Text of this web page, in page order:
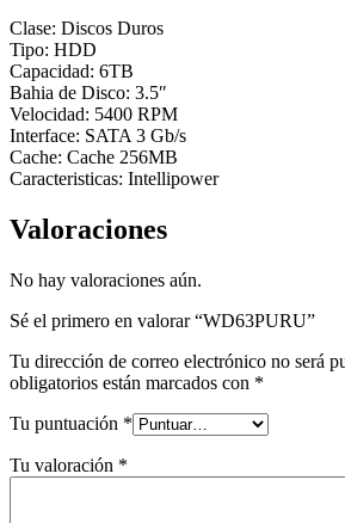
Clase: Discos Duros
Tipo: HDD
Capacidad: 6TB
Bahia de Disco: 3.5″
Velocidad: 5400 RPM
Interface: SATA 3 Gb/s
Cache: Cache 256MB
Caracteristicas: Intellipower
Valoraciones
No hay valoraciones aún.
Sé el primero en valorar “WD63PURU”
Tu dirección de correo electrónico no será
obligatorios están marcados con *
Tu puntuación *
Tu valoración *